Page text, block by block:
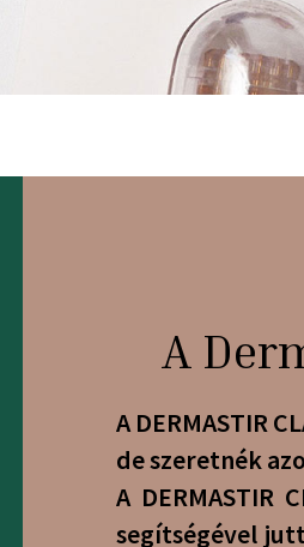
A
A DERMASTIR
de szeretnék
A DERMASTIR
segítségével